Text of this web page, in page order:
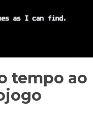
tempo ao